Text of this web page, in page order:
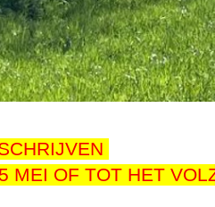
MEI OF TOT HET